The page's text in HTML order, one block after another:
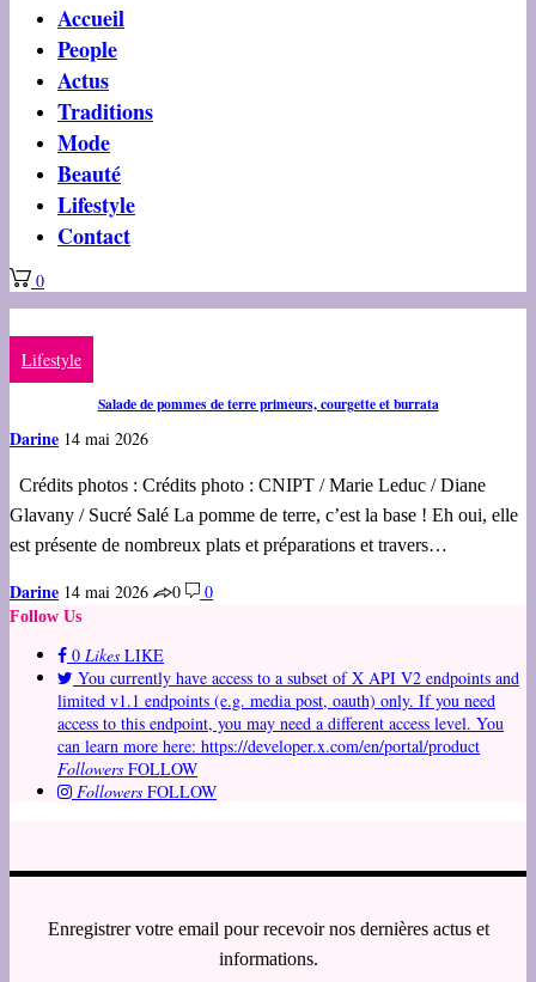
Accueil
People
Actus
Traditions
Mode
Beauté
Lifestyle
Contact
0
Lifestyle
Salade de pommes de terre primeurs, courgette et burrata
Darine 14 mai 2026
Crédits photos : Crédits photo : CNIPT / Marie Leduc / Diane
Glavany / Sucré Salé La pomme de terre, c’est la base ! Eh oui, elle
est présente de nombreux plats et préparations et travers…
Darine 14 mai 2026 0 0
Follow Us
0 Likes LIKE
You currently have access to a subset of X API V2 endpoints and
limited v1.1 endpoints (e.g. media post, oauth) only. If you need
access to this endpoint, you may need a different access level. You
can learn more here: https://developer.x.com/en/portal/product
Followers FOLLOW
Followers FOLLOW
Enregistrer votre email pour recevoir nos dernières actus et
informations.